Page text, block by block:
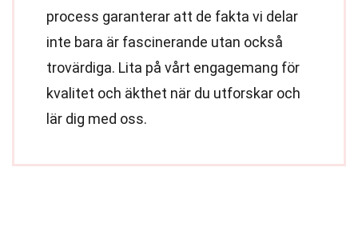
process garanterar att de fakta vi delar
inte bara är fascinerande utan också
trovärdiga. Lita på vårt engagemang för
kvalitet och äkthet när du utforskar och
lär dig med oss.